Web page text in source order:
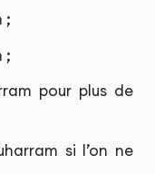
;
;
pour plus de
si l’on ne